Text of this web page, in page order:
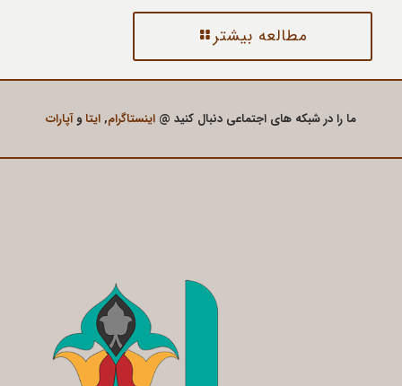
مطالعه بیشتر
ما را در شبکه های اجتماعی دنبال کنید @ اینستاگرام,ایتاوآپارات